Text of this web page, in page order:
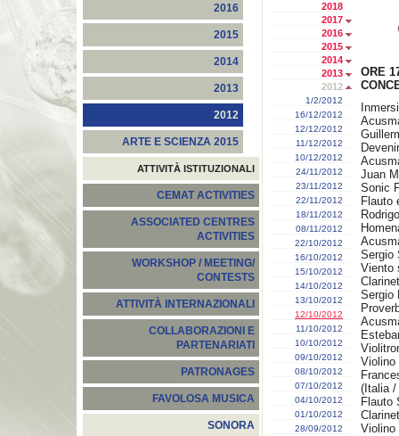
2016
2015
2014
2013
2012
ARTE E SCIENZA 2015
ATTIVITÀ ISTITUZIONALI
CEMAT ACTIVITIES
ASSOCIATED CENTRES
ACTIVITIES
WORKSHOP / MEETING/
CONTESTS
ATTIVITÀ INTERNAZIONALI
COLLABORAZIONI E
PARTENARIATI
PATRONAGES
FAVOLOSA MUSICA
SONORA
2018
2017
2016
2015
2014
2013
2012
1/2/2012
16/12/2012
12/12/2012
11/12/2012
10/12/2012
24/11/2012
23/11/2012
22/11/2012
18/11/2012
08/11/2012
22/10/2012
16/10/2012
15/10/2012
14/10/2012
13/10/2012
12/10/2012
11/10/2012
10/10/2012
09/10/2012
08/10/2012
07/10/2012
04/10/2012
01/10/2012
28/09/2012
ORE
Juan
Sonic
Flauto
Sergio
Viento
Sergio
Violino
(Italia /
Flauto
Violino